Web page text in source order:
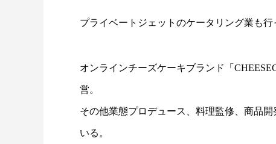
プライベートジェットのケータリング業も行
オンラインチーズケーキブランド「
営。
その他業態プロデュース、料理監修、商品
いる。